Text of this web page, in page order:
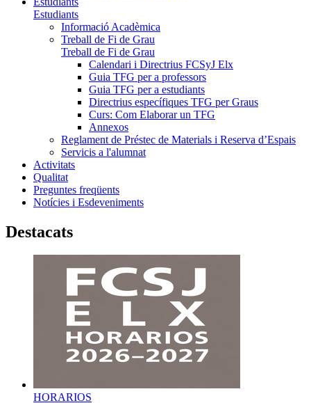
Estudiants
Informació Acadèmica
Treball de Fi de Grau
Treball de Fi de Grau
Calendari i Directrius FCSyJ Elx
Guia TFG per a professors
Guia TFG per a estudiants
Directrius específiques TFG per Graus
Curs: Com Elaborar un TFG
Annexos
Reglament de Préstec de Materials i Reserva d’Espais
Servicis a l'alumnat
Activitats
Qualitat
Preguntes freqüents
Notícies i Esdeveniments
Destacats
HORARIOS